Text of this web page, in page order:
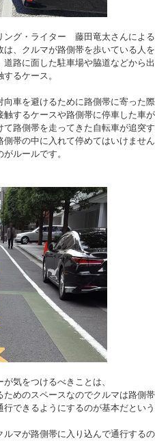
ング・ライター 藤田竜太さんによ
は、クルマが路側帯を歩いている人
道路に面した駐車場や脇道などから
るケース。
向車を避けるために路側帯に寄った
するケースや路側帯に停車した車
路側帯を走ってきた自転車が追突
側帯の中に入れて停めてはいけませ
ルールです。
気をつけるべきことは、
ためのスペースなのでクルマは路側
できるようにするのが基本だとい
マが路側帯に入り込んで通行する